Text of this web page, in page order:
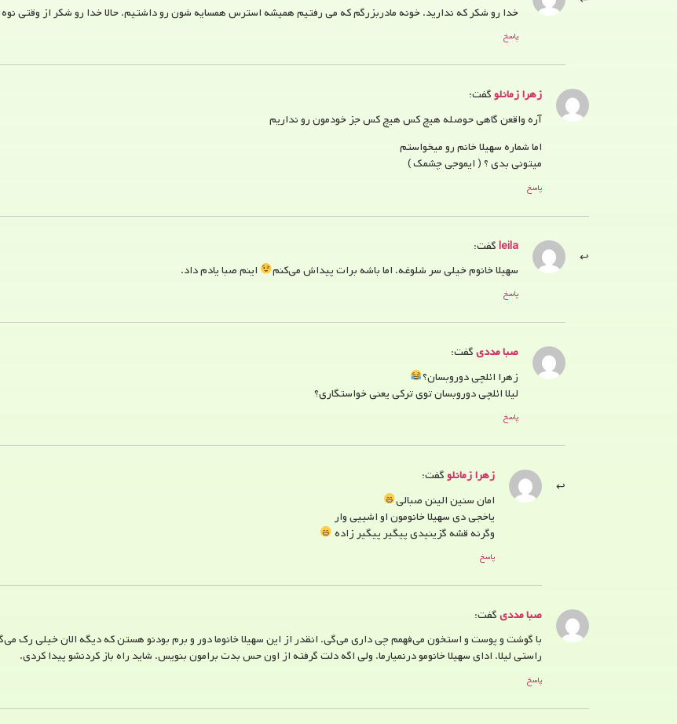
خدا رو شکر که ندارید. خونه مادربزرگم که می رفتیم همیشه استرس همسایه شون رو داشتیم. حالا خدا رو شکر از وقتی
پاسخ
زهرا زمانلوگفت:
آره واقعن گاهی حوصله هیچ کس هیچ کس جز خودمون رو نداریم
اما شماره سهیلا خانم رو میخواستم
میتونی بدی ؟ ( ایموجی چشمک )
پاسخ
leilaگفت:
سهیلا خانوم خیلی سر شلوغه. اما باشه برات پیداش می‌کنم اینم صبا یادم داد.
پاسخ
صبا مددیگفت:
زهرا ائلچی دوروبسان؟
لیلا ائلچی دوروبسان توی ترکی یعنی خواستگاری؟
پاسخ
زهرا زمانلوگفت:
امان سنین الینن صبالی
یاخجی دی سهیلا خانومون او اشییی وار
وگرنه قشه گزینیدی پیگیر پیگیر زاده
پاسخ
صبا مددیگفت:
با گوشت و پوست و استخون می‌فهمم چی داری می‌گی. انقدر از این سهیلا خانوما دور و برم بودنو هستن که دیگه الان خیلی رک
راستی لیلا. ادای سهیلا خانومو درنمیارما. ولی اگه دلت گرفته از اون حس بدت برامون بنویس. شاید راه باز کردنشو پیدا کردی.
پاسخ